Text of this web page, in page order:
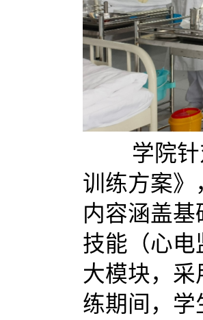
学院
训练方案
内容涵盖
技能（心
大模块，采
练期间，